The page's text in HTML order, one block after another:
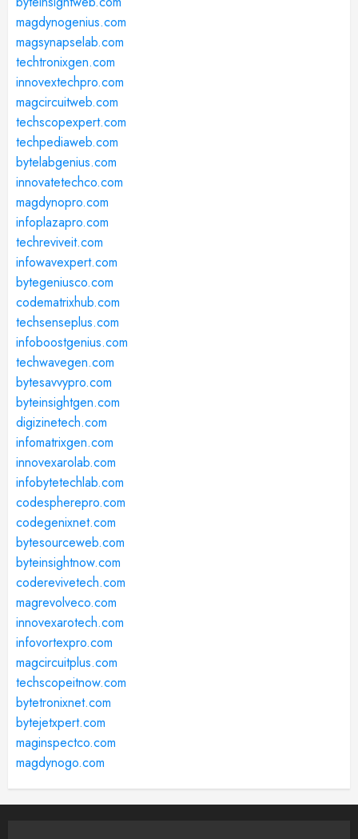
magdynogenius.com
magsynapselab.com
techtronixgen.com
innovextechpro.com
magcircuitweb.com
techscopexpert.com
techpediaweb.com
bytelabgenius.com
innovatetechco.com
magdynopro.com
infoplazapro.com
techreviveit.com
infowavexpert.com
bytegeniusco.com
codematrixhub.com
techsenseplus.com
infoboostgenius.com
techwavegen.com
bytesavvypro.com
byteinsightgen.com
digizinetech.com
infomatrixgen.com
innovexarolab.com
infobytetechlab.com
codespherepro.com
codegenixnet.com
bytesourceweb.com
byteinsightnow.com
coderevivetech.com
magrevolveco.com
innovexarotech.com
infovortexpro.com
magcircuitplus.com
techscopeitnow.com
bytetronixnet.com
bytejetxpert.com
maginspectco.com
magdynogo.com